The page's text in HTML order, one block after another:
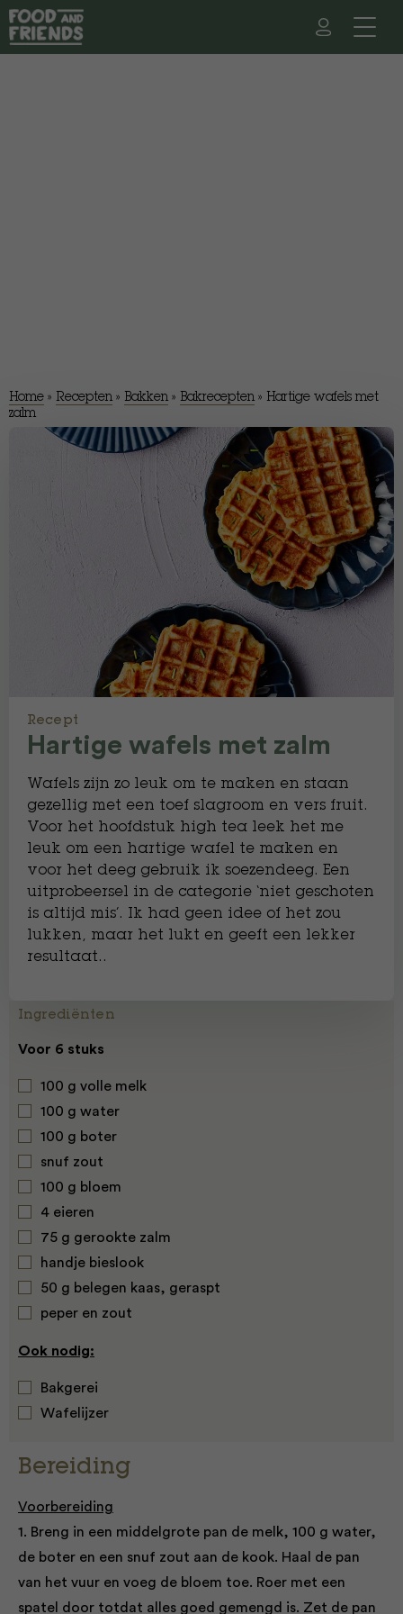
Home » Recepten » Bakken » Bakrecepten » Hartige wafels met
zalm
Recept
Hartige wafels met zalm
Wafels zijn zo leuk om te maken en staan
gezellig met een toef slagroom en vers fruit.
Voor het hoofdstuk high tea leek het me
leuk om een hartige wafel te maken en
voor het deeg gebruik ik soezendeeg. Een
uitprobeersel in de categorie ‘niet geschoten
is altijd mis’. Ik had geen idee of het zou
lukken, maar het lukt en geeft een lekker
resultaat..
Ingrediënten
Voor 6 stuks
100 g volle melk
100 g water
100 g boter
snuf zout
100 g bloem
4 eieren
75 g gerookte zalm
handje bieslook
50 g belegen kaas, geraspt
peper en zout
Ook nodig:
Bakgerei
Wafelijzer
Bereiding
Voorbereiding
1. Breng in een middelgrote pan de melk, 100 g water,
de boter en een snuf zout aan de kook. Haal de pan
van het vuur en voeg de bloem toe. Roer met een
spatel door totdat alles goed gemengd is. Zet de pan